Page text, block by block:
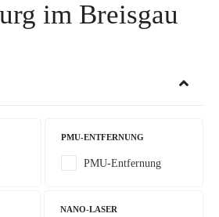
im Breisgau
PMU-ENTFERNUNG
PMU-Entfernung
NANO-LASER